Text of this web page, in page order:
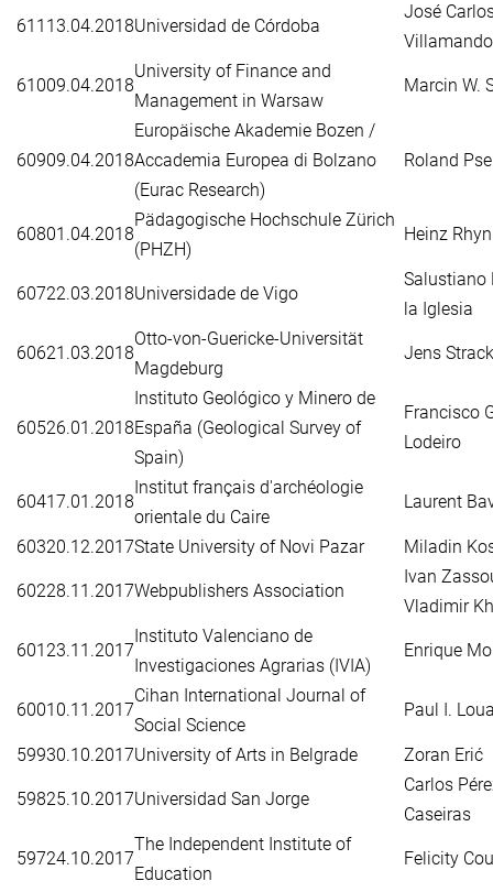
611 13.04.2018Universidad de Córdoba
José
61009.04.2018
University of Finance and
Management in Warsaw
Marcin W.
60909.04.2018
Europäische Akademie Bozen /
Accademia Europea di Bolzano
(Eurac Research)
Roland
60801.04.2018
Pädagogische Hochschule Zürich
(PHZH)
Heinz Rhyn
60722.03.2018Universidade de Vigo
Salustiano
la Iglesia
60621.03.2018
Otto-von-Guericke-Universität
Magdeburg
Jens
60526.01.2018
Instituto Geológico y Minero de
España (Geological Survey of
Spain)
Francisco
Lodeiro
60417.01.2018
Institut français d'archéologie
orientale du Caire
Laurent
60320.12.2017State University of Novi Pazar Miladin
60228.11.2017Webpublishers Association
Ivan
Vladimir
601 23.11.2017
Instituto Valenciano de
Investigaciones Agrarias (IVIA)
Enrique
60010.11.2017
Cihan International Journal of
Social Science
Paul I.
59930.10.2017University of Arts in Belgrade Zoran Erić
59825.10.2017Universidad San Jorge
Carlos
Caseiras
59724.10.2017
The Independent Institute of
Education
Felicity